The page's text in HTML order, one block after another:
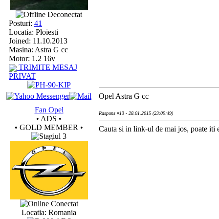
Deconectat
Posturi: 41
Locatia: Ploiesti
Joined: 11.10.2013
Masina: Astra G cc
Motor: 1.2 16v
TRIMITE MESAJ
PRIVAT
Opel Astra G cc
Fan Opel
• ADS •
• GOLD MEMBER •
Conectat
Locatia: Romania
Raspuns #13 - 28.01.2015 (23:09:49)
Cauta si in link-ul de mai jos, poate iti